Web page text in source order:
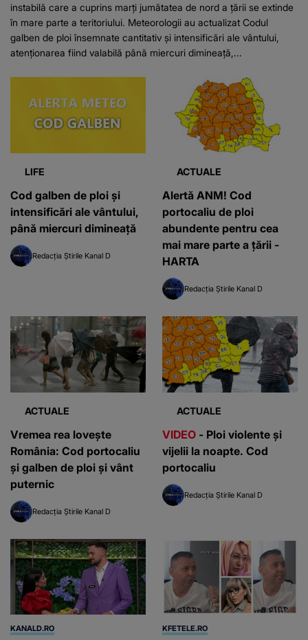
instabilă care a cuprins marți jumătatea de nord a țării se extinde
în mare parte a teritoriului. Meteorologii au actualizat Codul
galben de ploi însemnate cantitativ şi intensificări ale vântului,
atenţionarea fiind valabilă până miercuri dimineaţă,...
LIFE
Cod galben de ploi şi
intensificări ale vântului,
până miercuri dimineaţă
Redacția Știrile Kanal D
ACTUALE
Alertă ANM! Cod
portocaliu de ploi
abundente pentru cea
mai mare parte a ţării -
HARTA
Redacția Știrile Kanal D
ACTUALE
Vremea rea loveşte
România: Cod portocaliu
şi galben de ploi şi vânt
puternic
Redacția Știrile Kanal D
ACTUALE
VIDEO - Ploi violente și
vijelii la noapte. Cod
portocaliu
Redacția Știrile Kanal D
KANALD.RO KFETELE.RO